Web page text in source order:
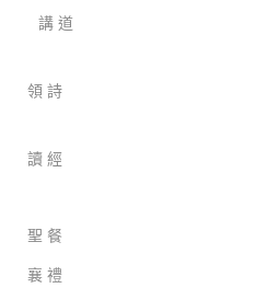
講 道
領 詩
讀 經
聖 餐
襄 禮